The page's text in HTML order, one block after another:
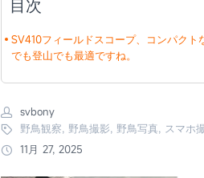
目次
SV410フィールドスコープ、コンパク
でも登山でも最適ですね。
svbony
野鳥観察, 野鳥撮影, 野鳥写真, スマホ
11月 27, 2025